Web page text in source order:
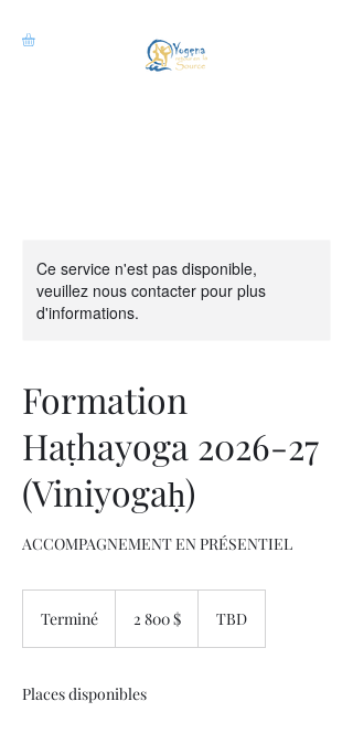
Ce service n'est pas disponible,
veuillez nous contacter pour plus
d'informations.
Formation
Haṭhayoga 2026-27
(Viniyogaḥ)
ACCOMPAGNEMENT EN PRÉSENTIEL
Terminé
i
2 800 $ TBD
Places disponibles